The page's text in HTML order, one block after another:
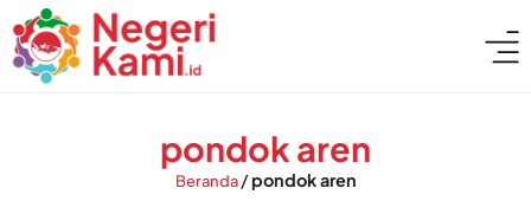
pondok aren
Beranda/pondok aren